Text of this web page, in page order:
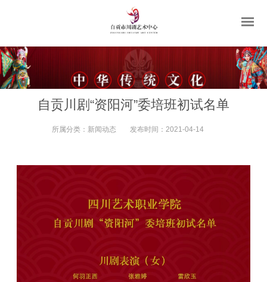
自贡川剧“资阳河”委培班初试名单
所属分类： 新闻动态 发布时间： 2021-04-14